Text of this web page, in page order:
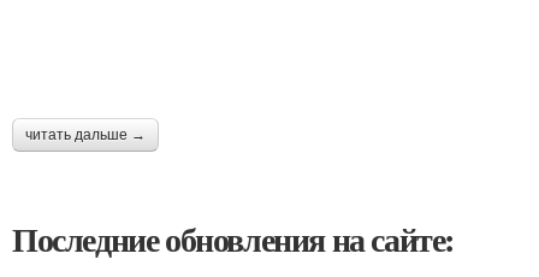
читать дальше →
Последние обновления на сайте: